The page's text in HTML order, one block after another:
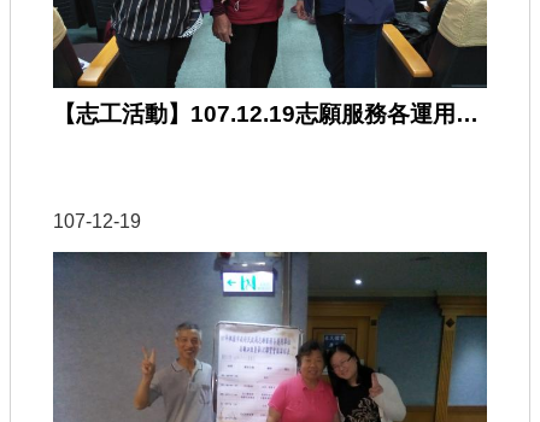
【志工活動】107.12.19志願服務各運用單位在職訓練暨第2次聯繫會報
107-12-19